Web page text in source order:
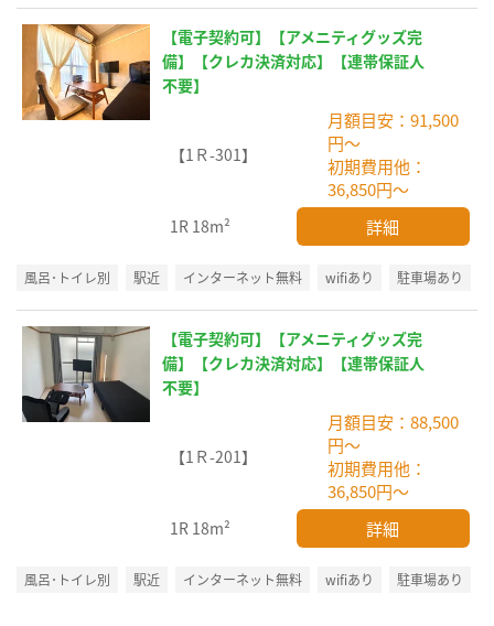
【電子契約可】【アメニティグッズ完
備】【クレカ決済対応】【連帯保証人
不要】
【1Ｒ-301】
月額目安：91,500
円～
初期費用他：
36,850円～
1R 18m² 詳細
風呂･トイレ別 駅近 インターネット無料 wifiあり 駐車場あり
【電子契約可】【アメニティグッズ完
備】【クレカ決済対応】【連帯保証人
不要】
【1Ｒ-201】
月額目安：88,500
円～
初期費用他：
36,850円～
1R 18m² 詳細
風呂･トイレ別 駅近 インターネット無料 wifiあり 駐車場あり